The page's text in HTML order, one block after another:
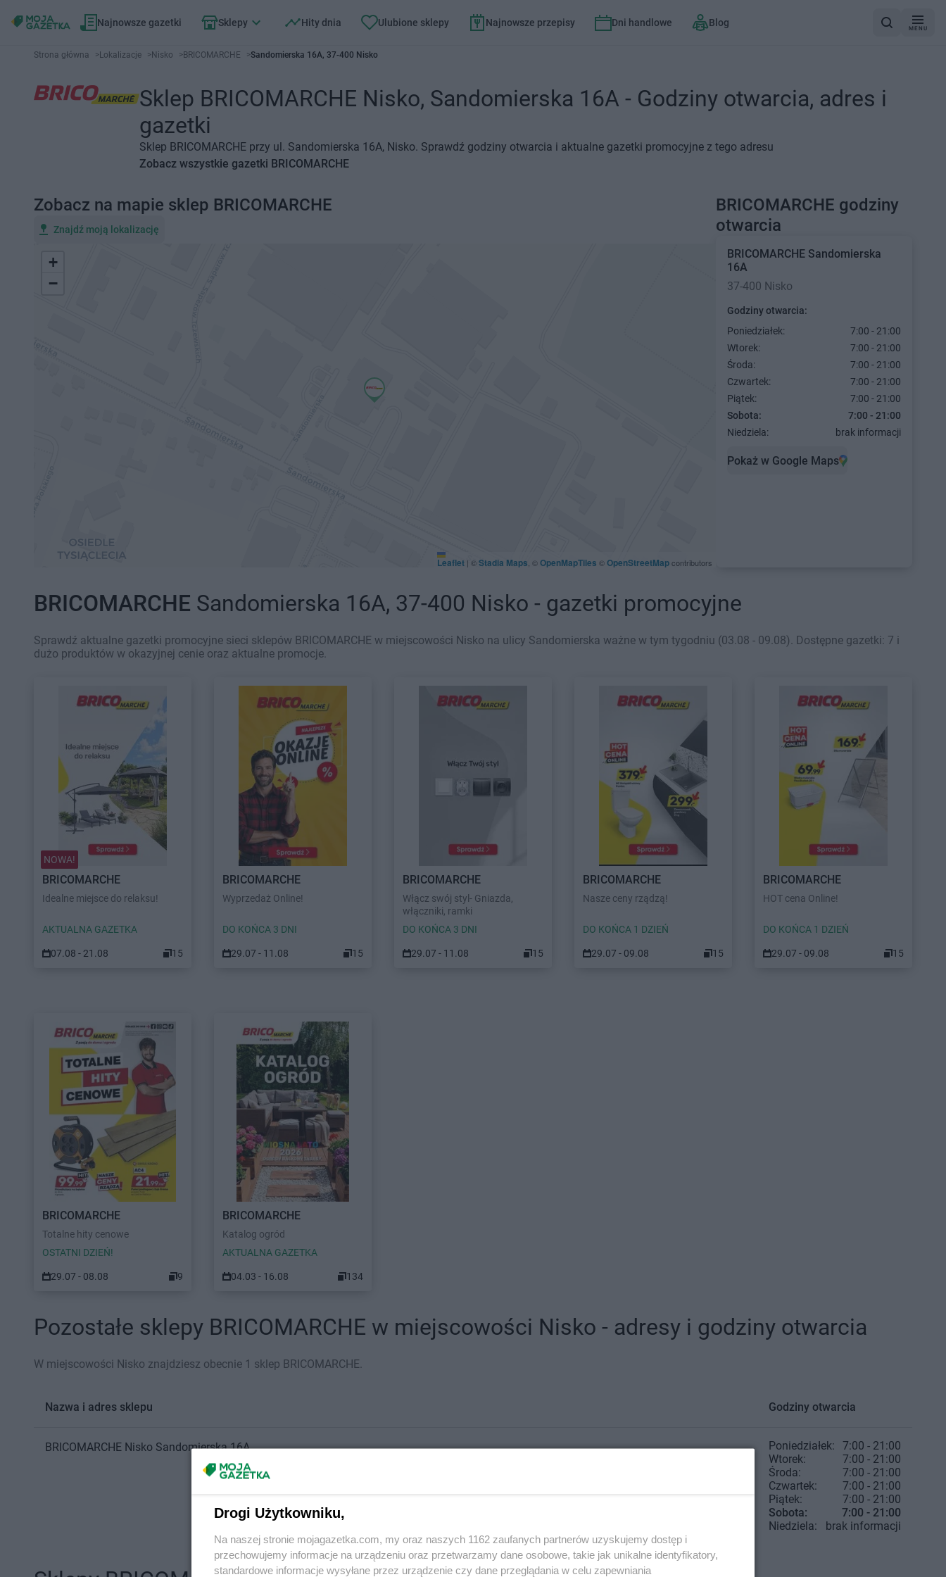
Najnowsze gazetki Sklepy Hity dnia Ulubione sklepy Najnowsze przepisy Dni handlowe Blog
MENU
Strona główna >Lokalizacje >Nisko >BRICOMARCHE >Sandomierska 16A, 37-400 Nisko
Sklep BRICOMARCHE Nisko, Sandomierska 16A - Godziny otwarcia, adres i
gazetki
Sklep BRICOMARCHE przy ul. Sandomierska 16A, Nisko. Sprawdź godziny otwarcia i aktualne gazetki promocyjne z tego adresu
Zobacz wszystkie gazetki BRICOMARCHE
BRICOMARCHE godziny
otwarcia
BRICOMARCHE Sandomierska
16A
37-400 Nisko
Godziny otwarcia:
Poniedziałek:
7:00 - 21:00
Wtorek:
7:00 - 21:00
Środa:
7:00 - 21:00
Czwartek:
7:00 - 21:00
Piątek:
7:00 - 21:00
Sobota:
7:00 - 21:00
Niedziela:
brak informacji
Pokaż w Google Maps
Zobacz na mapie sklep BRICOMARCHE
Znajdź moją lokalizację
+
−
Leaflet | ©Stadia Maps , ©OpenMapTiles ©OpenStreetMapcontributors
BRICOMARCHE Sandomierska 16A, 37-400 Nisko - gazetki promocyjne
Sprawdź aktualne gazetki promocyjne sieci sklepów BRICOMARCHE w miejscowości Nisko na ulicy Sandomierska ważne w tym tygodniu (03.08 - 09.08). Dostępne gazetki: 7 i
dużo produktów w okazyjnej cenie oraz aktualne promocje.
NOWA!
BRICOMARCHE
Idealne miejsce do relaksu!
AKTUALNA GAZETKA
07.08 - 21.08 15
BRICOMARCHE
Wyprzedaż Online!
DO KOŃCA 3 DNI
29.07 - 11.08 15
BRICOMARCHE
Włącz swój styl- Gniazda,
włączniki, ramki
DO KOŃCA 3 DNI
29.07 - 11.08 15
BRICOMARCHE
Nasze ceny rządzą!
DO KOŃCA 1 DZIEŃ
29.07 - 09.08 15
BRICOMARCHE
HOT cena Online!
DO KOŃCA 1 DZIEŃ
29.07 - 09.08 15
BRICOMARCHE
Totalne hity cenowe
OSTATNI DZIEŃ!
29.07 - 08.08 9
BRICOMARCHE
Katalog ogród
AKTUALNA GAZETKA
04.03 - 16.08 134
Pozostałe sklepy BRICOMARCHE w miejscowości Nisko - adresy i godziny otwarcia
W miejscowości Nisko znajdziesz obecnie 1 sklep BRICOMARCHE.
Nazwa i adres sklepu Godziny otwarcia
BRICOMARCHE Nisko Sandomierska 16A Poniedziałek:
7:00 - 21:00
Wtorek:
7:00 - 21:00
Środa:
7:00 - 21:00
Czwartek:
7:00 - 21:00
Piątek:
7:00 - 21:00
Sobota:
7:00 - 21:00
Niedziela:
brak informacji
Drogi Użytkowniku,
Na naszej stronie mojagazetka.com, my oraz naszych 1162 zaufanych partnerów uzyskujemy dostęp i
przechowujemy informacje na urządzeniu oraz przetwarzamy dane osobowe, takie jak unikalne identyfikatory,
standardowe informacje wysyłane przez urządzenie czy dane przeglądania w celu zapewniania